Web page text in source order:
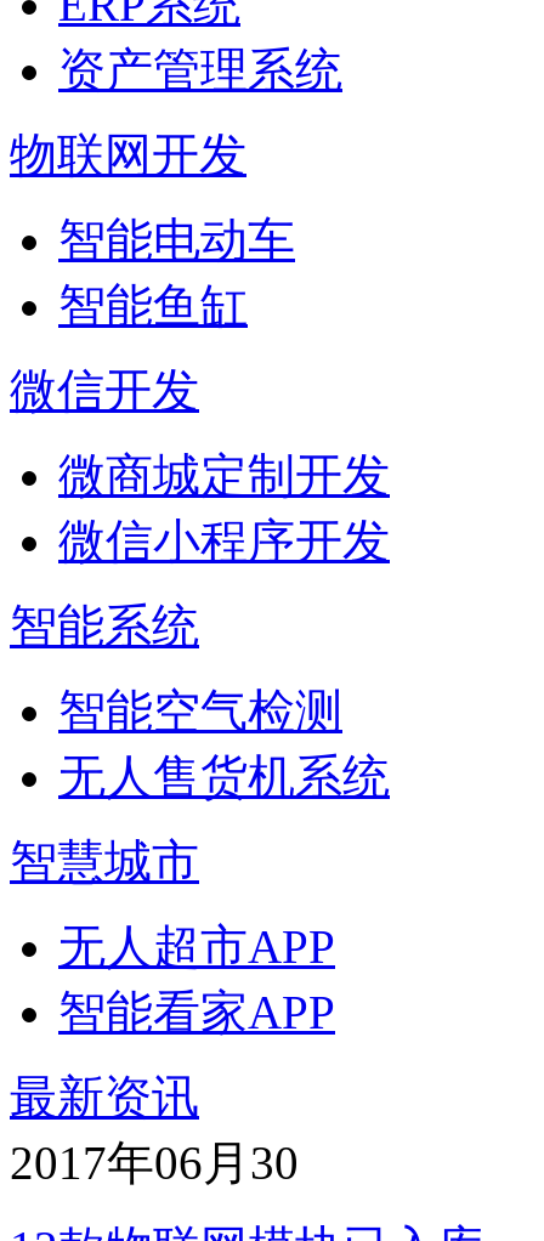
资产管理系统
物联网开发
智能电动车
智能鱼缸
微信开发
微商城定制开发
微信小程序开发
智能系统
智能空气检测
无人售货机系统
智慧城市
无人超市APP
智能看家APP
最新资讯
2017年06月 30